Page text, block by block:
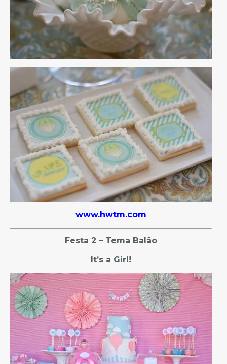
www.hwtm.com
Festa 2 – Tema Balão
It’s a Girl!